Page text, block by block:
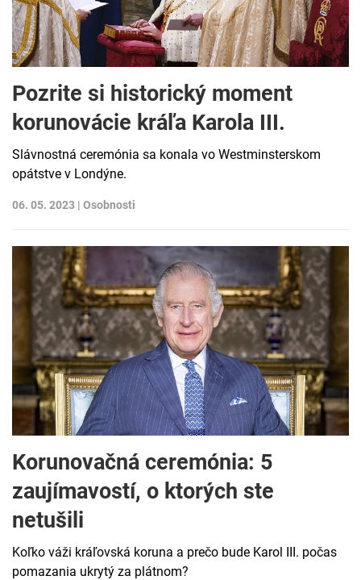
Pozrite si historický moment
korunovácie kráľa Karola III.
Slávnostná ceremónia sa konala vo Westminsterskom
opátstve v Londýne.
06. 05. 2023 | Osobnosti
Korunovačná ceremónia: 5
zaujímavostí, o ktorých ste
netušili
Koľko váži kráľovská koruna a prečo bude Karol III. počas
pomazania ukrytý za plátnom?